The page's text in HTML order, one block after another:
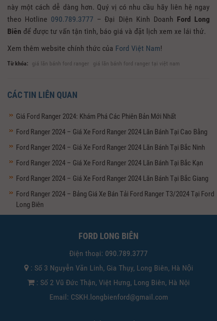
này một cách dễ dàng hơn. Quý vị có nhu cầu hãy liên hệ ngay
theo Hotline 090.789.3777 – Đại Diện Kinh Doanh Ford Long
Biên để được tư vấn tận tình, báo giá và đặt lịch xem xe lái thử.
Xem thêm website chính thức của Ford Việt Nam!
Từ khóa: giá lăn bánh ford ranger giá lăn bánh ford ranger tại việt nam
CÁC TIN LIÊN QUAN
Giá Ford Ranger 2024: Khám Phá Các Phiên Bản Mới Nhất
Ford Ranger 2024 – Giá Xe Ford Ranger 2024 Lăn Bánh Tại Cao Bằng
Ford Ranger 2024 – Giá Xe Ford Ranger 2024 Lăn Bánh Tại Bắc Ninh
Ford Ranger 2024 – Giá Xe Ford Ranger 2024 Lăn Bánh Tại Bắc Kạn
Ford Ranger 2024 – Giá Xe Ford Ranger 2024 Lăn Bánh Tại Bắc Giang
Ford Ranger 2024 – Bảng Giá Xe Bán Tải Ford Ranger T3/2024 Tại Ford
Long Biên
FORD LONG BIÊN
Điện thoại: 090.789.3777
: Số 3 Nguyễn Văn Linh, Gia Thụy, Long Biên, Hà Nội
: Số 2 Vũ Đức Thận, Việt Hưng, Long Biên, Hà Nội
Email: CSKH.longbienford@gmail.com